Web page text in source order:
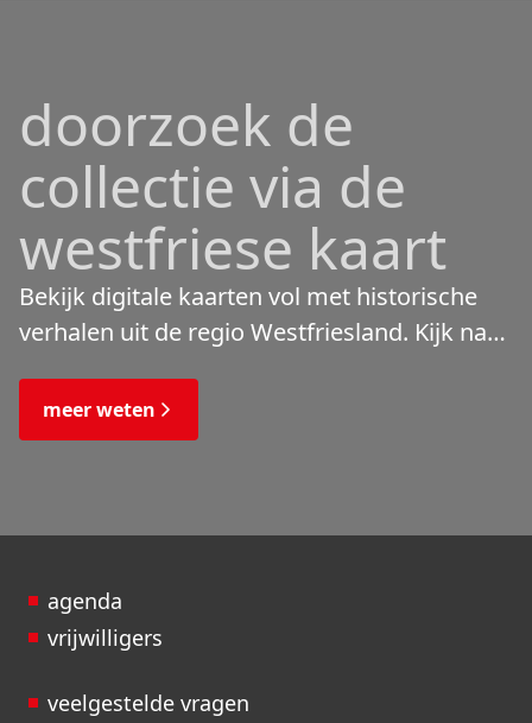
doorzoek de
collectie via de
westfriese kaart
Bekijk digitale kaarten vol met historische
verhalen uit de regio Westfriesland. Kijk naar
de bijzondere verhalen.
meer weten
agenda
vrijwilligers
veelgestelde vragen